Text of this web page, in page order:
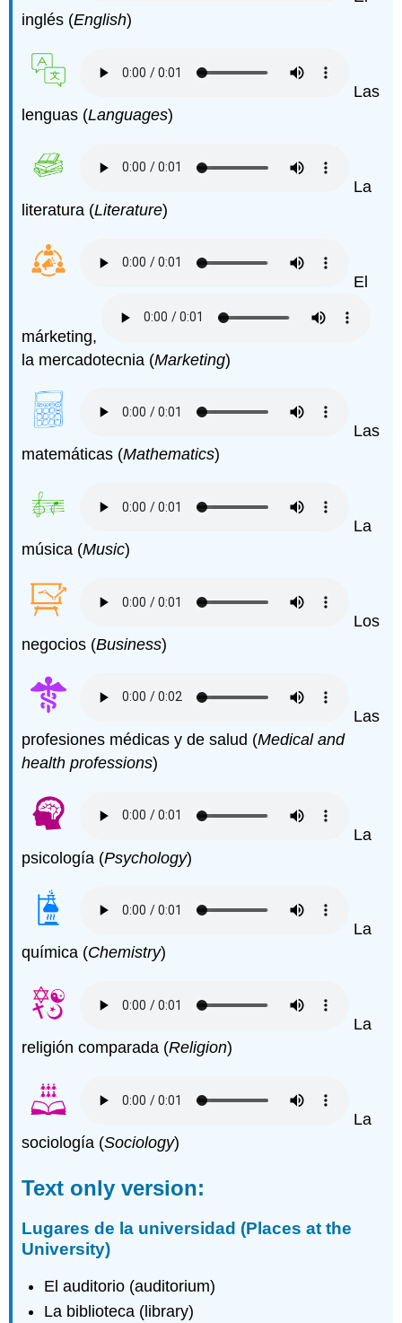
inglés (English)
Las
lenguas (Languages)
La
literatura (Literature)
El
márketing,
la mercadotecnia (Marketing)
Las
matemáticas (Mathematics)
La
música (Music)
Los
negocios (Business)
Las
profesiones médicas y de salud (Medical and
health professions)
La
psicología (Psychology)
La
química (Chemistry)
La
religión comparada (Religion)
La
sociología (Sociology)
Text only version:
Lugares de la universidad (Places at the
University)
El auditorio (auditorium)
La biblioteca (library)